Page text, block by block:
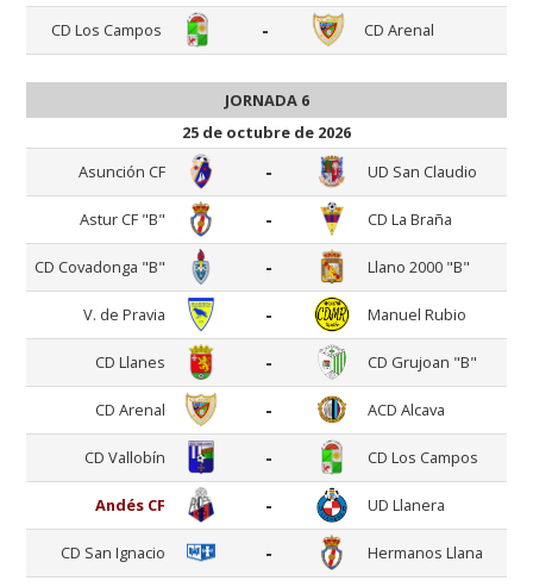
CD Los Campos - CD Arenal
JORNADA 6
25 de octubre de 2026
Asunción CF
- UD San Claudio
Astur CF "B" - CD La Braña
CD Covadonga "B" - Llano 2000 "B"
V. de Pravia - Manuel Rubio
CD Llanes - CD Grujoan "B"
CD Arenal - ACD Alcava
CD Vallobín - CD Los Campos
Andés CF - UD Llanera
CD San Ignacio - Hermanos Llana